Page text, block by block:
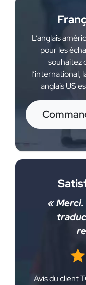
L’anglais
pour les
souhaitez
l’international,
anglais US
«
Avis du client